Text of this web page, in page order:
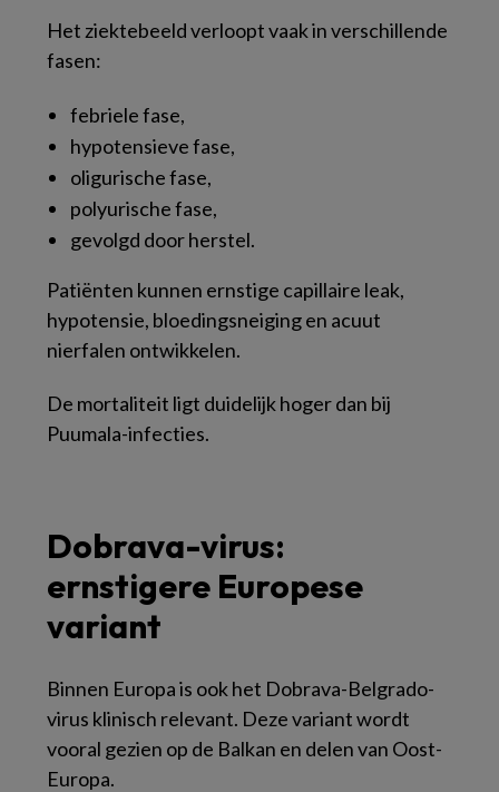
Het ziektebeeld verloopt vaak in verschillende
fasen:
febriele fase,
hypotensieve fase,
oligurische fase,
polyurische fase,
gevolgd door herstel.
Patiënten kunnen ernstige capillaire leak,
hypotensie, bloedingsneiging en acuut
nierfalen ontwikkelen.
De mortaliteit ligt duidelijk hoger dan bij
Puumala-infecties.
Dobrava-virus:
ernstigere Europese
variant
Binnen Europa is ook het Dobrava-Belgrado-
virus klinisch relevant. Deze variant wordt
vooral gezien op de Balkan en delen van Oost-
Europa.